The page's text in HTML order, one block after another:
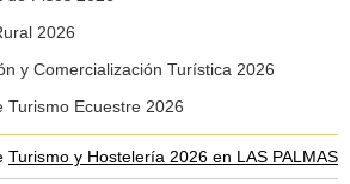
2026
y Comercialización Turística 2026
Turismo Ecuestre 2026
Turismo y Hostelería 2026 en LAS PALMAS